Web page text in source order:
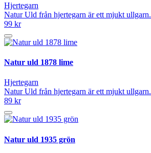
Hjertegarn
Natur Uld från hjertegarn är ett mjukt
99 kr
Natur uld 1878 lime
Hjertegarn
Natur Uld från hjertegarn är ett mjukt
89 kr
Natur uld 1935 grön